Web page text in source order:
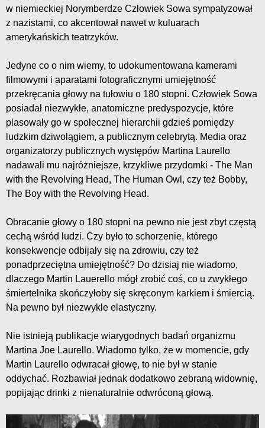
w niemieckiej Norymberdze Człowiek Sowa sympatyzował
z nazistami, co akcentował nawet w kuluarach
amerykańskich teatrzyków.
Jedyne co o nim wiemy, to udokumentowana kamerami
filmowymi i aparatami fotograficznymi umiejętność
przekręcania głowy na tułowiu o 180 stopni. Człowiek Sowa
posiadał niezwykłe, anatomiczne predyspozycje, które
plasowały go w społecznej hierarchii gdzieś pomiędzy
ludzkim dziwolągiem, a publicznym celebrytą. Media oraz
organizatorzy publicznych występów Martina Laurello
nadawali mu najróżniejsze, krzykliwe przydomki - The Man
with the Revolving Head, The Human Owl, czy też Bobby,
The Boy with the Revolving Head.
Obracanie głowy o 180 stopni na pewno nie jest zbyt częstą
cechą wśród ludzi. Czy było to schorzenie, którego
konsekwencje odbijały się na zdrowiu, czy też
ponadprzeciętna umiejętność? Do dzisiaj nie wiadomo,
dlaczego Martin Lauerello mógł zrobić coś, co u zwykłego
śmiertelnika skończyłoby się skręconym karkiem i śmiercią.
Na pewno był niezwykle elastyczny.
Nie istnieją publikacje wiarygodnych badań organizmu
Martina Joe Laurello. Wiadomo tylko, że w momencie, gdy
Martin Laurello odwracał głowę, to nie był w stanie
oddychać. Rozbawiał jednak dodatkowo zebraną widownię,
popijając drinki z nienaturalnie odwróconą głową.